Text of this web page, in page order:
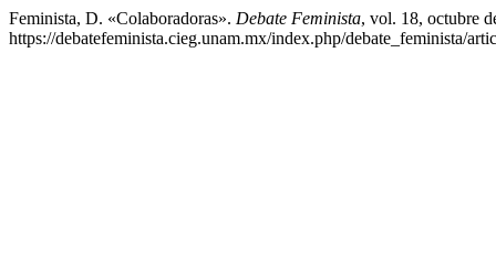
Feminista, D. «Colaboradoras». Debate Feminista, vol. 18, octubre
https://debatefeminista.cieg.unam.mx/index.php/debate_feminista/